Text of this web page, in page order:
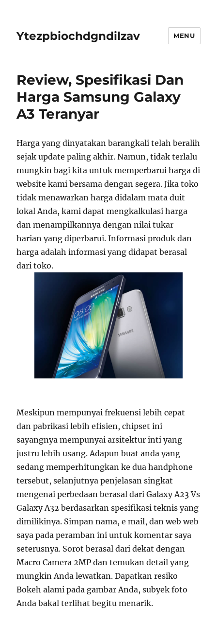
Ytezpbiochdgndilzav MENU
Review, Spesifikasi Dan
Harga Samsung Galaxy
A3 Teranyar
Harga yang dinyatakan barangkali telah beralih
sejak update paling akhir. Namun, tidak terlalu
mungkin bagi kita untuk memperbarui harga di
website kami bersama dengan segera. Jika toko
tidak menawarkan harga didalam mata duit
lokal Anda, kami dapat mengkalkulasi harga
dan menampilkannya dengan nilai tukar
harian yang diperbarui. Informasi produk dan
harga adalah informasi yang didapat berasal
dari toko.
Meskipun mempunyai frekuensi lebih cepat
dan pabrikasi lebih efisien, chipset ini
sayangnya mempunyai arsitektur inti yang
justru lebih usang. Adapun buat anda yang
sedang memperhitungkan ke dua handphone
tersebut, selanjutnya penjelasan singkat
mengenai perbedaan berasal dari Galaxy A23 Vs
Galaxy A32 berdasarkan spesifikasi teknis yang
dimilikinya. Simpan nama, e mail, dan web web
saya pada peramban ini untuk komentar saya
seterusnya. Sorot berasal dari dekat dengan
Macro Camera 2MP dan temukan detail yang
mungkin Anda lewatkan. Dapatkan resiko
Bokeh alami pada gambar Anda, subyek foto
Anda bakal terlihat begitu menarik.